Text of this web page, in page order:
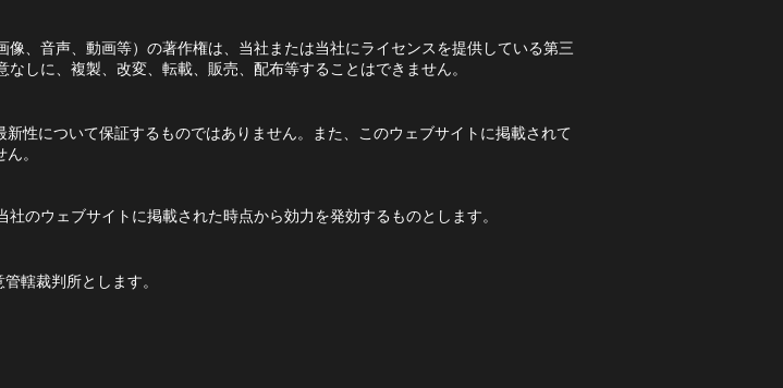
、音声、動画等）の著作権は、当社または当社にライセンスを提供している第三
しに、複製、改変、転載、販売、配布等することはできません。
性について保証するものではありません。また、このウェブサイトに掲載されて
。
のウェブサイトに掲載された時点から効力を発効するものとします。
轄裁判所とします。